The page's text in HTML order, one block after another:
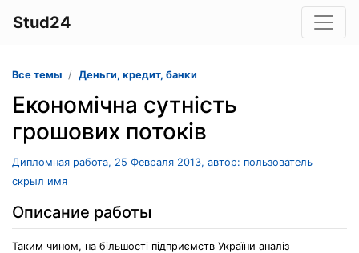
Stud24
Все темы Деньги, кредит, банки
Економічна сутність
грошових потоків
Дипломная работа, 25 Февраля 2013, автор: пользователь
скрыл имя
Описание работы
Таким чином, на більшості підприємств України аналіз